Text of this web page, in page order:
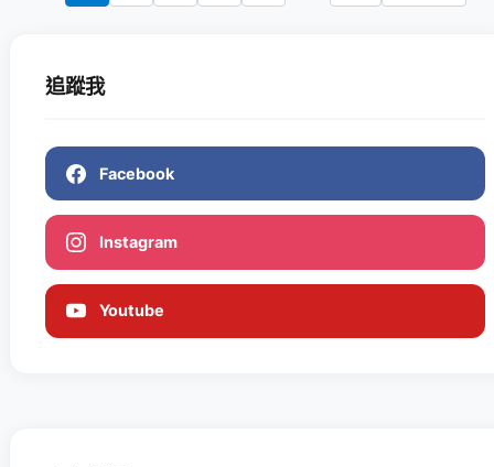
追蹤我
Facebook
Instagram
Youtube